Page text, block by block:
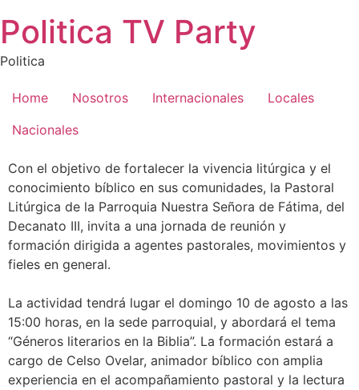
al
contenido
Politica TV Party
Politica
Home Nosotros Internacionales
Locales
Nacionales
Con el objetivo de fortalecer la vivencia litúrgica y el
conocimiento bíblico en sus comunidades, la Pastoral
Litúrgica de la Parroquia Nuestra Señora de Fátima, del
Decanato III, invita a una jornada de reunión y
formación dirigida a agentes pastorales, movimientos y
fieles en general.
La actividad tendrá lugar el domingo 10 de agosto a las
15:00 horas, en la sede parroquial, y abordará el tema
“Géneros literarios en la Biblia”. La formación estará a
cargo de Celso Ovelar, animador bíblico con amplia
experiencia en el acompañamiento pastoral y la lectura